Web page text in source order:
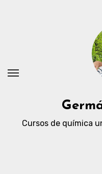
Cursos de química